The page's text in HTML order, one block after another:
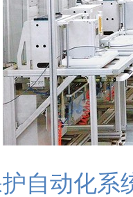
自动化系